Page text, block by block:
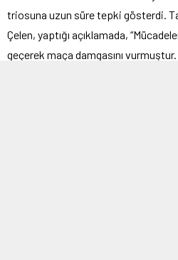
triosuna uzun süre tepki gösterdi.
Çelen, yaptığı açıklamada,
geçerek maça damgasını